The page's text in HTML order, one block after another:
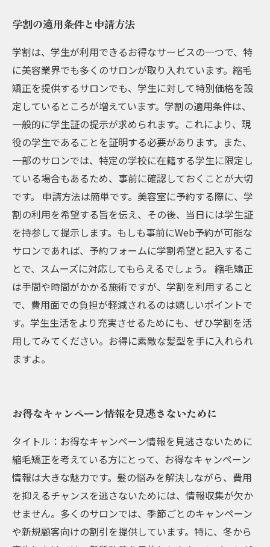
学割の適用条件と申請方法
学割は、学生が利用できるお得なサービスの一つで、特
に美容業界でも多くのサロンが取り入れています。縮毛
矯正を提供するサロンでも、学生に対して特別価格を設
定しているところが増えています。学割の適用条件は、
一般的に学生証の提示が求められます。これにより、現
役の学生であることを証明する必要があります。また、
一部のサロンでは、特定の学校に在籍する学生に限定し
ている場合もあるため、事前に確認しておくことが大切
です。 申請方法は簡単です。美容室に予約する際に、学
割の利用を希望する旨を伝え、その後、当日には学生証
を持参して提示します。もしも事前にWeb予約が可能な
サロンであれば、予約フォームに学割希望と記入するこ
とで、スムーズに対応してもらえるでしょう。 縮毛矯正
は手間や時間がかかる施術ですが、学割を利用すること
で、費用面での負担が軽減されるのは嬉しいポイントで
す。学生生活をより充実させるためにも、ぜひ学割を活
用してみてください。お得に素敵な髪型を手に入れられ
ますよ。
お得なキャンペーン情報を見逃さないために
タイトル：お得なキャンペーン情報を見逃さないために
縮毛矯正を考えている方にとって、お得なキャンペーン
情報は大きな魅力です。髪の悩みを解決しながら、費用
を抑えるチャンスを逃さないためには、情報収集が欠か
せません。多くのサロンでは、季節ごとのキャンペーン
や新規顧客向けの割引を提供しています。特に、冬から